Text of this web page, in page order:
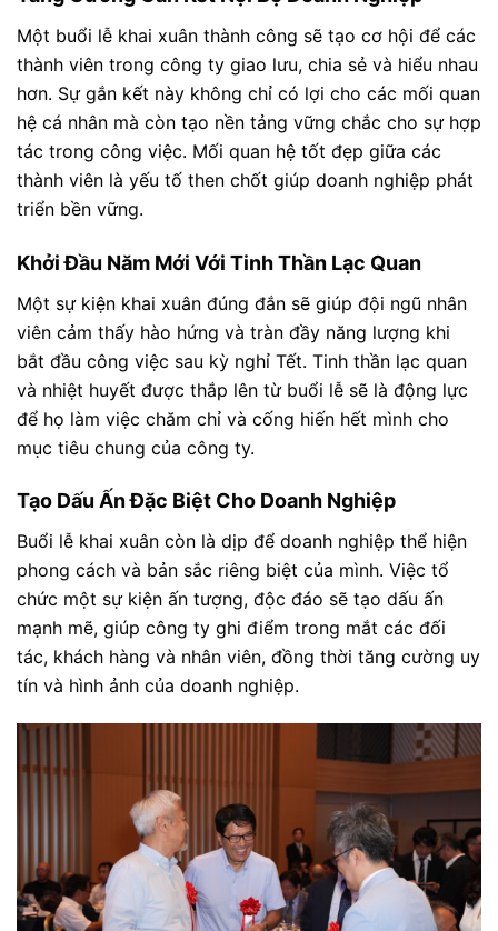
Một buổi lễ khai xuân thành công sẽ tạo cơ hội để các
thành viên trong công ty giao lưu, chia sẻ và hiểu nhau
hơn. Sự gắn kết này không chỉ có lợi cho các mối quan
hệ cá nhân mà còn tạo nền tảng vững chắc cho sự hợp
tác trong công việc. Mối quan hệ tốt đẹp giữa các
thành viên là yếu tố then chốt giúp doanh nghiệp phát
triển bền vững.
Khởi Đầu Năm Mới Với Tinh Thần Lạc Quan
Một sự kiện khai xuân đúng đắn sẽ giúp đội ngũ nhân
viên cảm thấy hào hứng và tràn đầy năng lượng khi
bắt đầu công việc sau kỳ nghỉ Tết. Tinh thần lạc quan
và nhiệt huyết được thắp lên từ buổi lễ sẽ là động lực
để họ làm việc chăm chỉ và cống hiến hết mình cho
mục tiêu chung của công ty.
Tạo Dấu Ấn Đặc Biệt Cho Doanh Nghiệp
Buổi lễ khai xuân còn là dịp để doanh nghiệp thể hiện
phong cách và bản sắc riêng biệt của mình. Việc tổ
chức một sự kiện ấn tượng, độc đáo sẽ tạo dấu ấn
mạnh mẽ, giúp công ty ghi điểm trong mắt các đối
tác, khách hàng và nhân viên, đồng thời tăng cường uy
tín và hình ảnh của doanh nghiệp.